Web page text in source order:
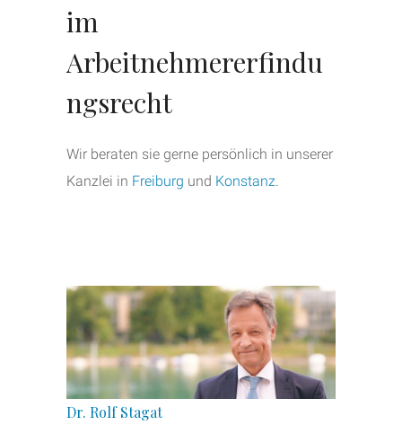
im
Arbeitnehmererfindu
ngsrecht
Wir beraten sie gerne persönlich in unserer
Kanzlei in Freiburg und Konstanz.
Dr. Rolf Stagat